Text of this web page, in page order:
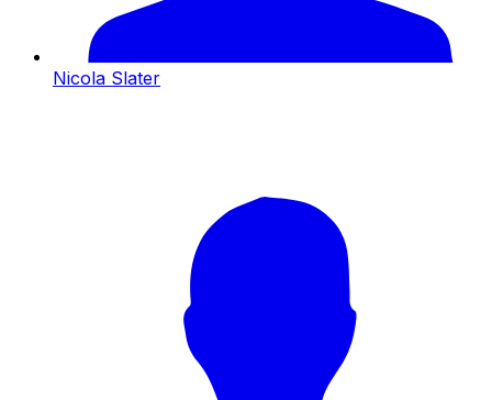
Nicola Slater